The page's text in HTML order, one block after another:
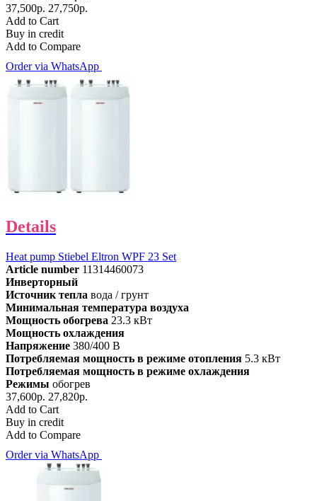
37,500р. 27,750р.
Add to Cart
Buy in credit
Add to Compare
Order via WhatsApp
Details
Heat pump Stiebel Eltron WPF 23 Set
Article number 11314460073
Инверторный
Источник тепла вода / грунт
Минимальная температура воздуха
Мощность обогрева 23.3 кВт
Мощность охлаждения
Напряжение 380/400 В
Потребляемая мощность в режиме отопления 5.3 кВт
Потребляемая мощность в режиме охлаждения
Режимы обогрев
37,600р. 27,820р.
Add to Cart
Buy in credit
Add to Compare
Order via WhatsApp